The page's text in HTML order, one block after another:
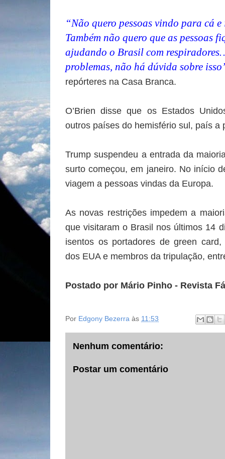
“Não quero pessoas vindo para cá
Também não quero que as pessoas
ajudando o Brasil com
problemas, não há dúvida sobre
repórteres na Casa Branca.
O’Brien disse que os Estados
outros países do hemisfério sul, país a
Trump suspendeu a entrada da
surto começou, em janeiro. No início
viagem a pessoas vindas da Europa.
As novas restrições impedem a
que visitaram o Brasil nos últimos 14
isentos os portadores de green
dos EUA e membros da tripulação,
Postado por Mário Pinho - Revista
Por Edgony Bezerra às 11:53
Nenhum comentário:
Postar um comentário